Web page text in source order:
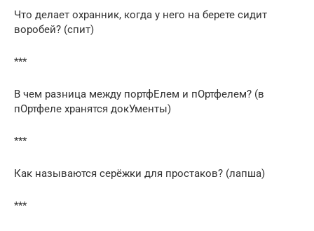
Что делает охранник, когда у него на берете сидит
воробей? (спит)
***
В чем разница между портфЕлем и пОртфелем? (в
пОртфеле хранятся докУменты)
***
Как называются серёжки для простаков? (лапша)
***